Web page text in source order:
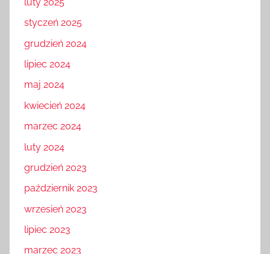
styczeń 2025
grudzień 2024
lipiec 2024
maj 2024
kwiecień 2024
marzec 2024
luty 2024
grudzień 2023
październik 2023
wrzesień 2023
lipiec 2023
marzec 2023